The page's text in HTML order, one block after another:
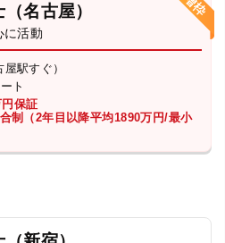
名古屋）
に活動
駅すぐ）
ト
保証
制（2年目以降平均1890万円/最小